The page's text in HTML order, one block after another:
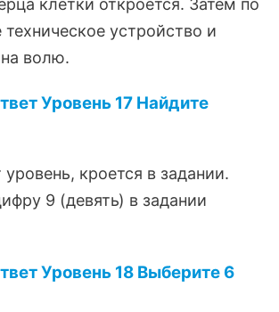
клетки откроется. Затем по
устройство и
волю.
Уровень 17 Найдите
уровень, кроется в задании.
9 (девять) в задании
Уровень 18 Выберите 6